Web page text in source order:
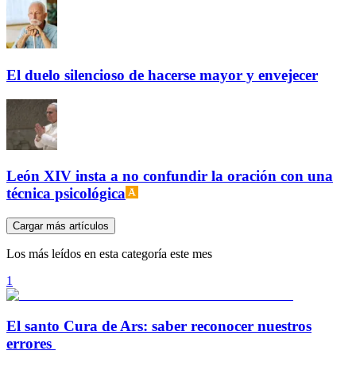
El duelo silencioso de hacerse mayor y envejecer
León XIV insta a no confundir la oración con una
técnica psicológica
Cargar más artículos
Los más leídos en esta categoría este mes
1
El santo Cura de Ars: saber reconocer nuestros
errores